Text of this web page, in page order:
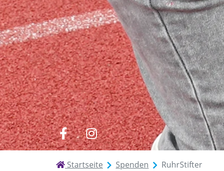
zu
Facebook
zu
Instagram
Startseite Spenden RuhrStifter